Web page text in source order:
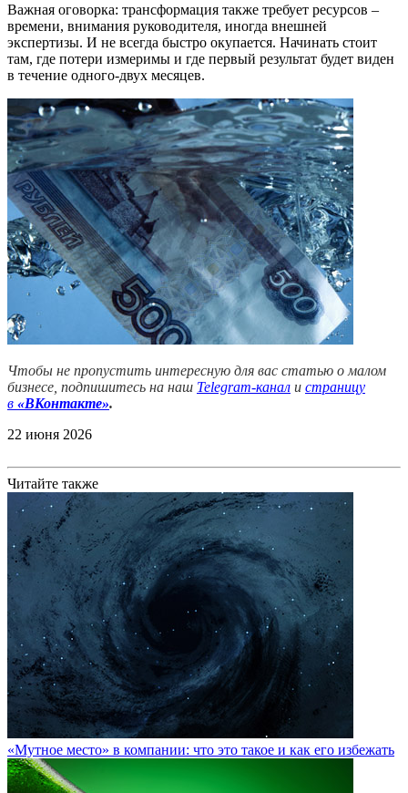
Важная оговорка: трансформация также требует ресурсов –
времени, внимания руководителя, иногда внешней
экспертизы. И не всегда быстро окупается. Начинать стоит
там, где потери измеримы и где первый результат будет виден
в течение одного-двух месяцев.
Чтобы не пропустить интересную для вас статью о малом
бизнесе, подпишитесь на наш Telegram-канал и страницу
в «ВКонтакте».
22 июня 2026
Читайте также
«Мутное место» в компании: что это такое и как его избежать